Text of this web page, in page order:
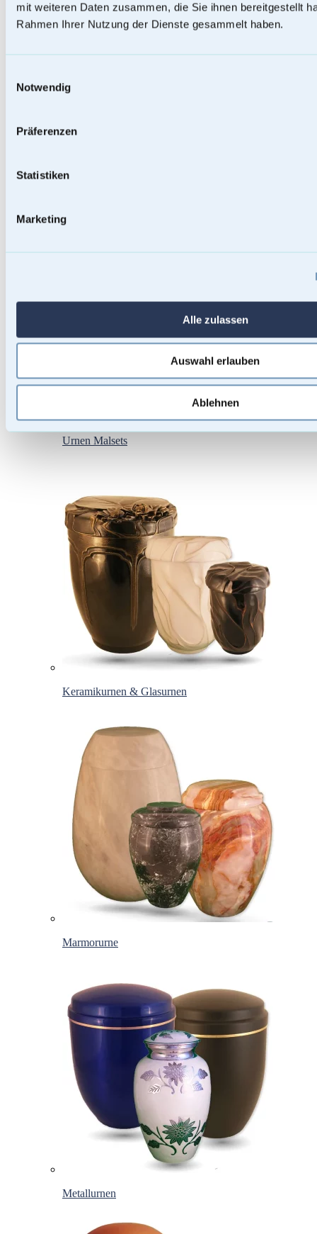
mit weiteren Daten zusammen, die Sie ihnen bereitgestellt
Rahmen Ihrer Nutzung der Dienste gesammelt haben.
Notwendig
Präferenzen
Statistiken
Marketing
Alle zulassen
Auswahl erlauben
Ablehnen
Urnen Malsets
Keramikurnen & Glasurnen
Marmorurne
Metallurnen